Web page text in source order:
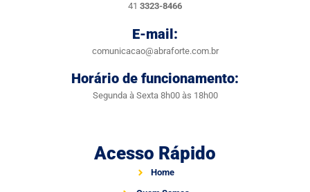
41 3323-8466
E-mail:
comunicacao@abraforte.com.br
Horário de funcionamento:
Segunda à Sexta 8h00 às 18h00
Acesso Rápido
Home